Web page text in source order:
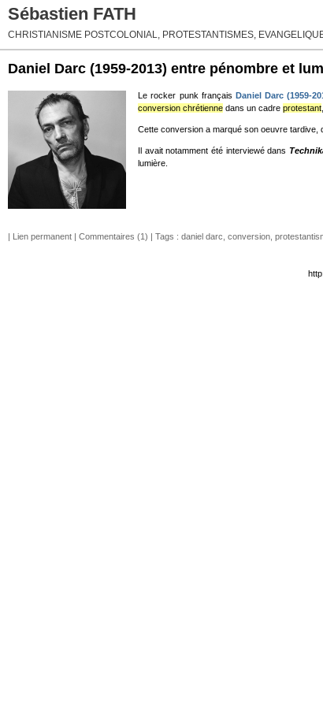
Sébastien FATH
CHRISTIANISME POSTCOLONIAL, PROTESTANTISMES,
Daniel Darc (1959-2013) entre pénombre et
Le rocker punk français Daniel Darc (1959-
conversion chrétienne dans un cadreprotestant
Cette conversion a marqué son oeuvre
Il avait notamment été interviewé dans
lumière.
| Lien permanent | Commentaires (1) | Tags : daniel darc conversion